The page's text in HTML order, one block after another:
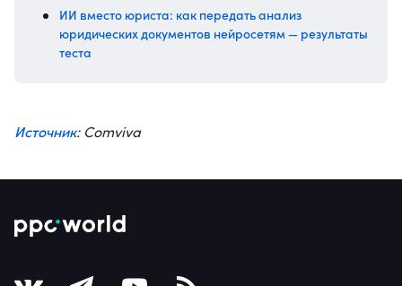
ИИ вместо юриста: как передать анализ
юридических документов нейросетям — результаты
теста
Источник: Comviva